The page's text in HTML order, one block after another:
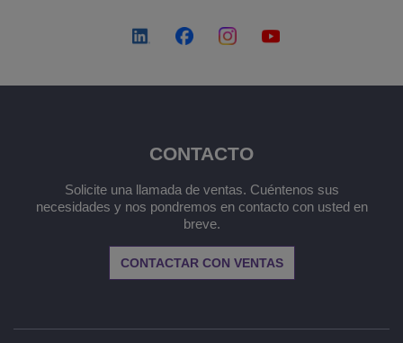
CONTACTO
Solicite una llamada de ventas. Cuéntenos sus
necesidades y nos pondremos en contacto con usted en
breve.
CONTACTAR CON VENTAS